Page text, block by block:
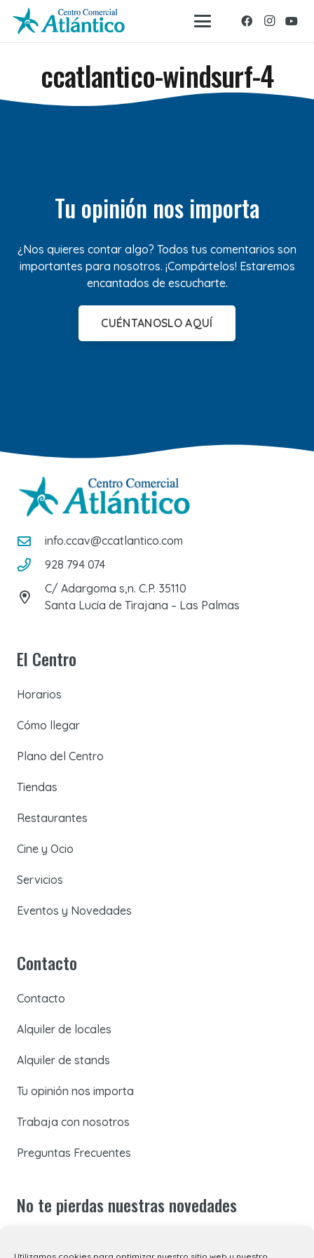
ccatlantico-windsurf-4
Tu opinión nos importa
¿Nos quieres contar algo? Todos tus comentarios son
importantes para nosotros. ¡Compártelos! Estaremos
encantados de escucharte.
CUÉNTANOSLO AQUÍ
info.ccav@ccatlantico.com
928 794 074
C/ Adargoma s,n. C.P. 35110
Santa Lucía de Tirajana – Las Palmas
El Centro
Horarios
Cómo llegar
Plano del Centro
Tiendas
Restaurantes
Cine y Ocio
Servicios
Eventos y Novedades
Contacto
Contacto
Alquiler de locales
Alquiler de stands
Tu opinión nos importa
Trabaja con nosotros
Preguntas Frecuentes
No te pierdas nuestras novedades